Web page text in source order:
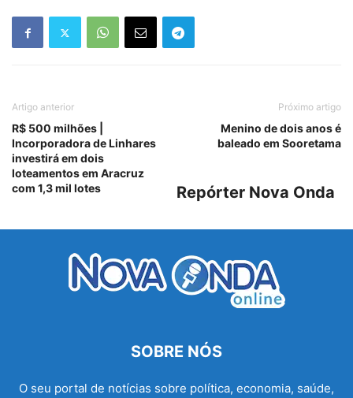
Artigo anterior
R$ 500 milhões |
Incorporadora de Linhares
investirá em dois
loteamentos em Aracruz
com 1,3 mil lotes
Próximo artigo
Menino de dois anos é
baleado em Sooretama
Repórter Nova Onda
SOBRE NÓS
O seu portal de notícias sobre política, economia, saúde,